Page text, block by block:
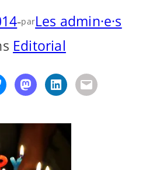
o
n
y S
-parLes admin·e·s
Editorial